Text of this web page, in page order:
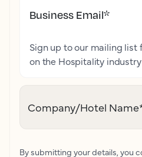
Business Email*
Sign up to our mailing list
on the Hospitality industry
Company/Hotel Name
By submitting your details, you